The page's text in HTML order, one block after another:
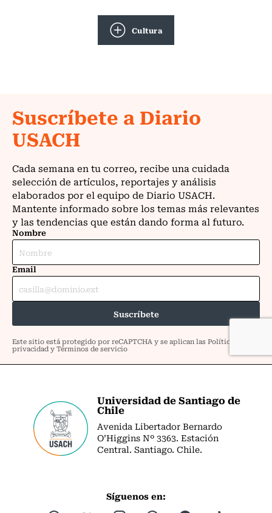
Cultura
Universidad de Santiago de
Chile
Avenida Libertador Bernardo
O’Higgins Nº 3363. Estación
Central. Santiago. Chile.
Síguenos en: